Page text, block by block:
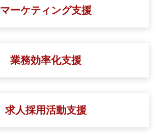
マーケティング支援
業務効率化支援
求人採用活動支援